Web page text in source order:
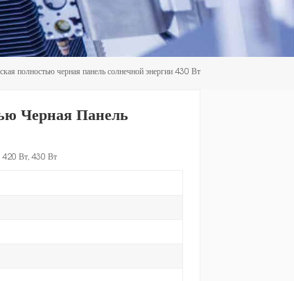
日语
한국인
полностью черная панель солнечной энергии 430 Вт
Черная Панель
420 Вт, 430 Вт